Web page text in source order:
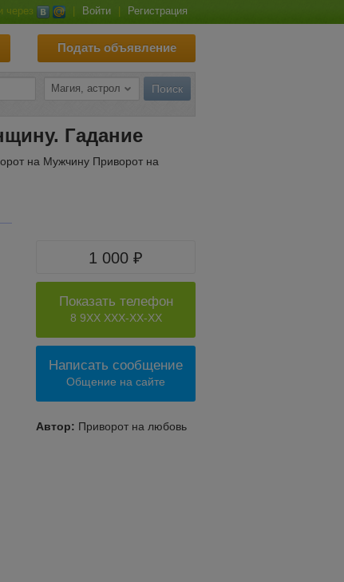
через Войти Регистрация
Подать объявление
Гадание
на Мужчину Приворот на
1 000 ₽
Показать телефон
8 9XX XXX-XX-XX
Написать сообщение
Общение на сайте
Автор: Приворот на любовь